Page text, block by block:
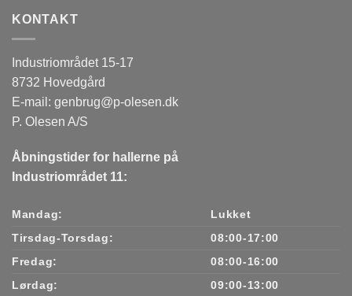
KONTAKT
Industriområdet 15-17
8732 Hovedgård
E-mail: genbrug@p-olesen.dk
P. Olesen A/S
Åbningstider for hallerne på
Industriområdet 11:
Mandag:
Lukket
Tirsdag-Torsdag:
08:00-17:00
Fredag:
08:00-16:00
Lørdag:
09:00-13:00